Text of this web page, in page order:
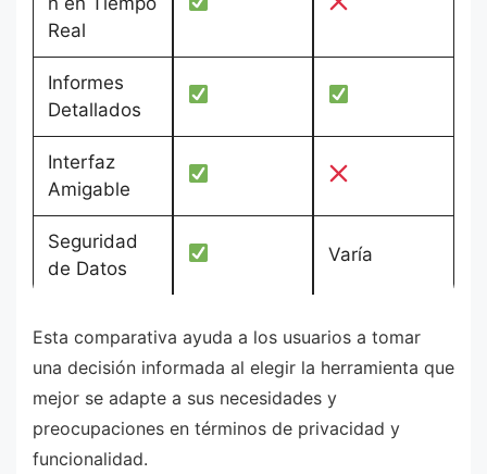
Real
Informes
Detallados
Interfaz
Amigable
Seguridad
de Datos
Varía
Esta comparativa ayuda a los usuarios a tomar
una decisión informada al elegir la herramienta que
mejor se adapte a sus necesidades y
preocupaciones en términos de privacidad y
funcionalidad.